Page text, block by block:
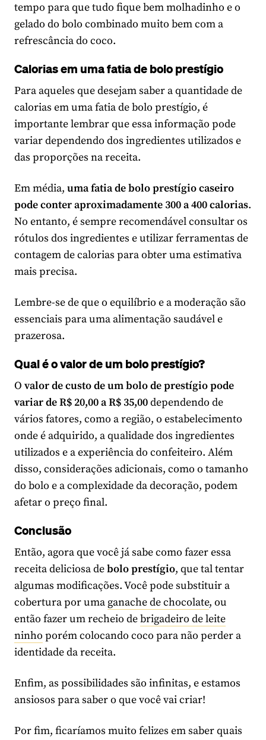
tempo para que tudo fique bem molhadinho e o
gelado do bolo combinado muito bem com a
refrescância do coco.
Calorias em uma fatia de bolo prestígio
Para aqueles que desejam saber a quantidade de
calorias em uma fatia de bolo prestígio, é
importante lembrar que essa informação pode
variar dependendo dos ingredientes utilizados e
das proporções na receita.
Em média, uma fatia de bolo prestígio caseiro
pode conter aproximadamente 300 a 400 calorias.
No entanto, é sempre recomendável consultar os
rótulos dos ingredientes e utilizar ferramentas de
contagem de calorias para obter uma estimativa
mais precisa.
Lembre-se de que o equilíbrio e a moderação são
essenciais para uma alimentação saudável e
prazerosa.
Qual é o valor de um bolo prestígio?
O valor de custo de um bolo de prestígio pode
variar de R$ 20,00 a R$ 35,00dependendo de
vários fatores, como a região, o estabelecimento
onde é adquirido, a qualidade dos ingredientes
utilizados e a experiência do confeiteiro. Além
disso, considerações adicionais, como o tamanho
do bolo e a complexidade da decoração, podem
afetar o preço final.
Conclusão
Então, agora que você já sabe como fazer essa
receita deliciosa debolo prestígio, que tal tentar
algumas modificações. Você pode substituir a
cobertura por uma ganache de chocolate, ou
então fazer um recheio debrigadeiro de leite
ninho porém colocando coco para não perder a
identidade da receita.
Enfim, as possibilidades são infinitas, e estamos
ansiosos para saber o que você vai criar!
Por fim, ficaríamos muito felizes em saber quais